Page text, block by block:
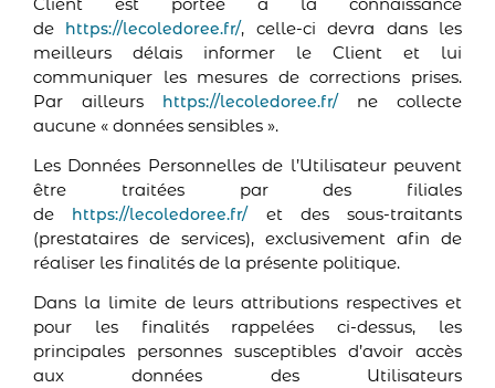
de https://lecoledoree.fr/, celle-ci devra dans les
meilleurs délais informer le Client et lui
communiquer les mesures de corrections prises.
Par ailleurs https://lecoledoree.fr/ne collecte
aucune « données sensibles ».
Les Données Personnelles de l’Utilisateur peuvent
être traitées par des filiales
de https://lecoledoree.fr/et des sous-traitants
(prestataires de services), exclusivement afin de
réaliser les finalités de la présente politique.
Dans la limite de leurs attributions respectives et
pour les finalités rappelées ci-dessus, les
principales personnes susceptibles d’avoir accès
aux données des Utilisateurs